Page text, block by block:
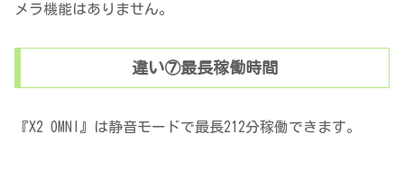
メラ機能はありません。
違い⑦最長稼働時間
『X2 OMNI』は静音モードで最長212分稼働できます。